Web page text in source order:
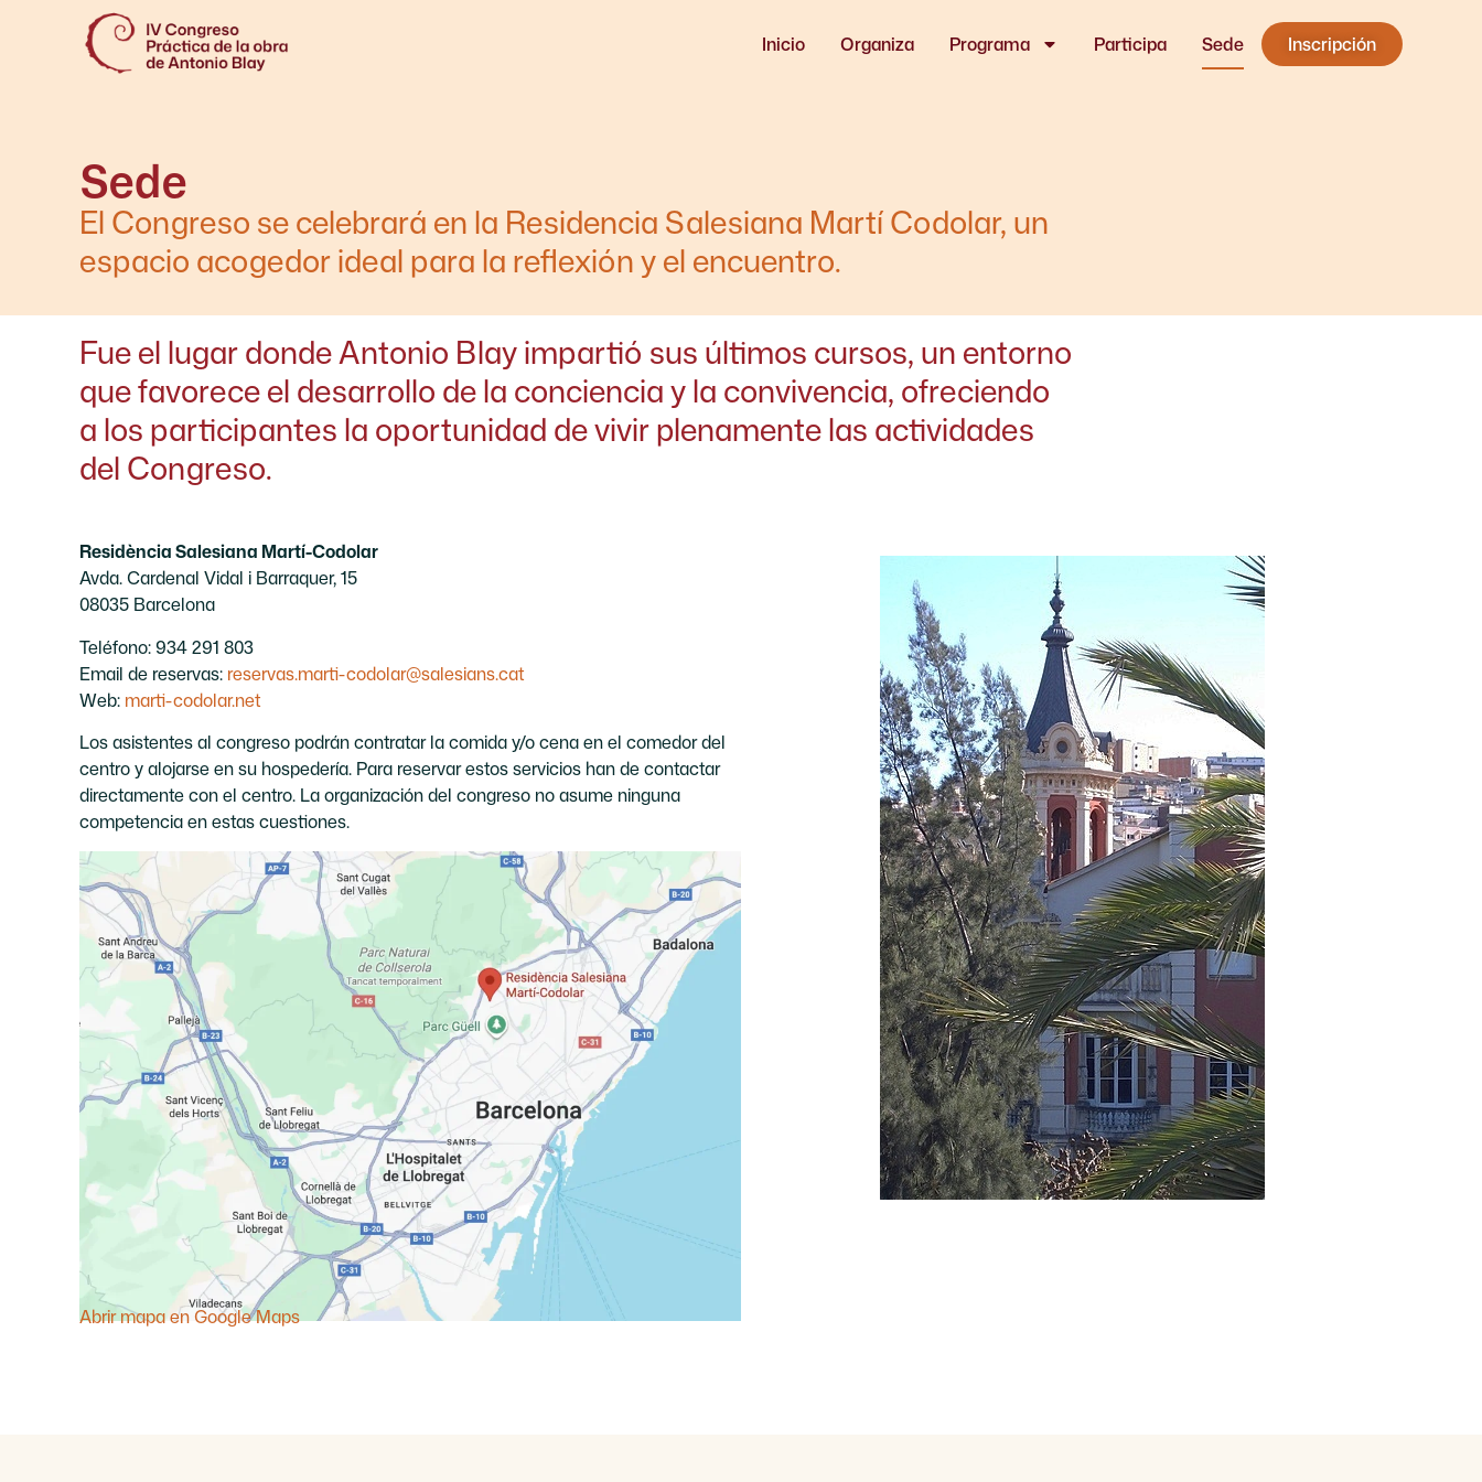
Inicio Organiza Programa Participa Sede Inscripción
Sede
El Congreso se celebrará en la Residencia Salesiana Martí Codolar, un
espacio acogedor ideal para la reflexión y el encuentro.
Fue el lugar donde Antonio Blay impartió sus últimos cursos, un entorno
que favorece el desarrollo de la conciencia y la convivencia, ofreciendo
a los participantes la oportunidad de vivir plenamente las actividades
del Congreso.
Residència Salesiana Martí-Codolar
Avda. Cardenal Vidal i Barraquer, 15
08035 Barcelona
Teléfono: 934 291 803
Email de reservas: reservas.marti-codolar@salesians.cat
Web: marti-codolar.net
Los asistentes al congreso podrán contratar la comida y/o cena en el comedor del
centro y alojarse en su hospedería. Para reservar estos servicios han de contactar
directamente con el centro. La organización del congreso no asume ninguna
competencia en estas cuestiones.
Abrir mapa en Google Maps